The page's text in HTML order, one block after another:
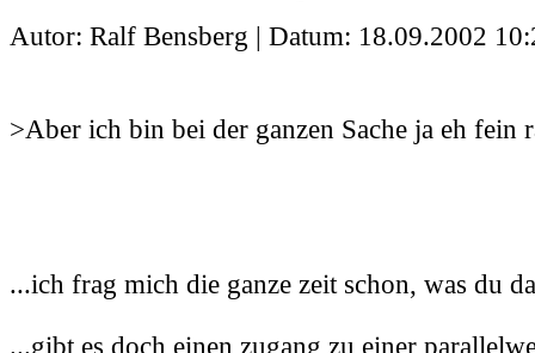
Autor: Ralf Bensberg | Datum: 18.09.2002
>Aber ich bin bei der ganzen Sache ja eh fein
...ich frag mich die ganze zeit schon, was du
...gibt es doch einen zugang zu einer